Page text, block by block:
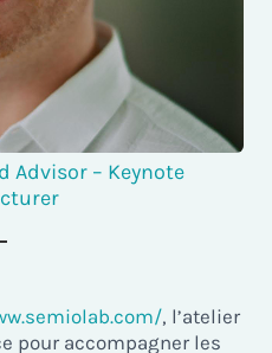
Advisor – Keynote
, l’atelier
pour accompagner les